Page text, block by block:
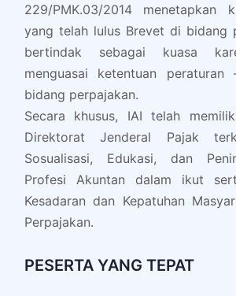
229/PMK.03/2014 menetapkan
yang telah lulus Brevet di bidang
bertindak sebagai kuasa
menguasai ketentuan
bidang perpajakan.
Secara khusus, IAI telah
Direktorat Jenderal Pajak
Sosualisasi, Edukasi, dan
Profesi Akuntan dalam ikut
Kesadaran dan Kepatuhan
Perpajakan.
PESERTA YANG TEPAT